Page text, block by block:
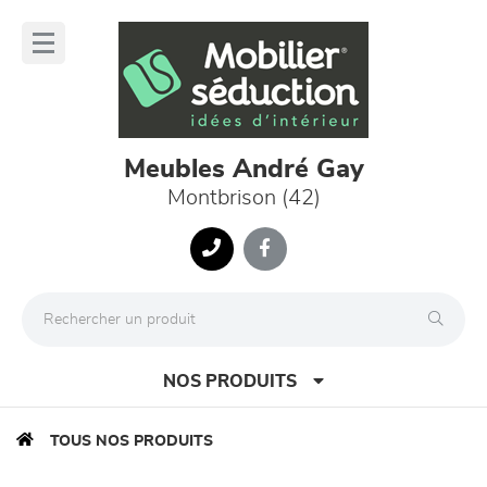
Meubles André Gay
Montbrison (42)
NOS PRODUITS
TOUS NOS PRODUITS